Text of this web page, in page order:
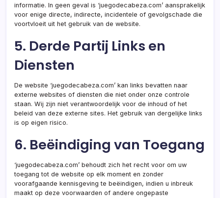
informatie. In geen geval is ‘juegodecabeza.com’ aansprakelijk
voor enige directe, indirecte, incidentele of gevolgschade die
voortvloeit uit het gebruik van de website.
5. Derde Partij Links en
Diensten
De website ‘juegodecabeza.com’ kan links bevatten naar
externe websites of diensten die niet onder onze controle
staan. Wij zijn niet verantwoordelijk voor de inhoud of het
beleid van deze externe sites. Het gebruik van dergelijke links
is op eigen risico.
6. Beëindiging van Toegang
‘juegodecabeza.com’ behoudt zich het recht voor om uw
toegang tot de website op elk moment en zonder
voorafgaande kennisgeving te beëindigen, indien u inbreuk
maakt op deze voorwaarden of andere ongepaste